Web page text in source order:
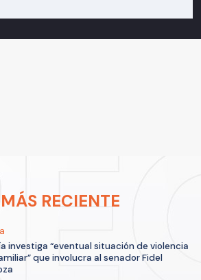
RECIENTE
investiga “eventual situación de violencia
que involucra al senador Fidel